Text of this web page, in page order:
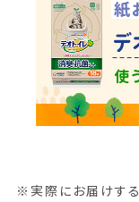
※実際にお届けす